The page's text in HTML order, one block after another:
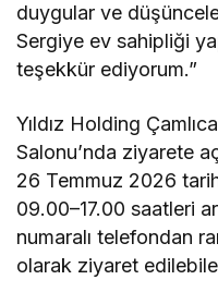
duygular ve
Sergiye ev sahipliği
teşekkür ediyorum.”
Yıldız Holding
Salonu’nda ziyarete
26 Temmuz 2026
09.00–17.00 saatleri
numaralı telefondan
olarak ziyaret